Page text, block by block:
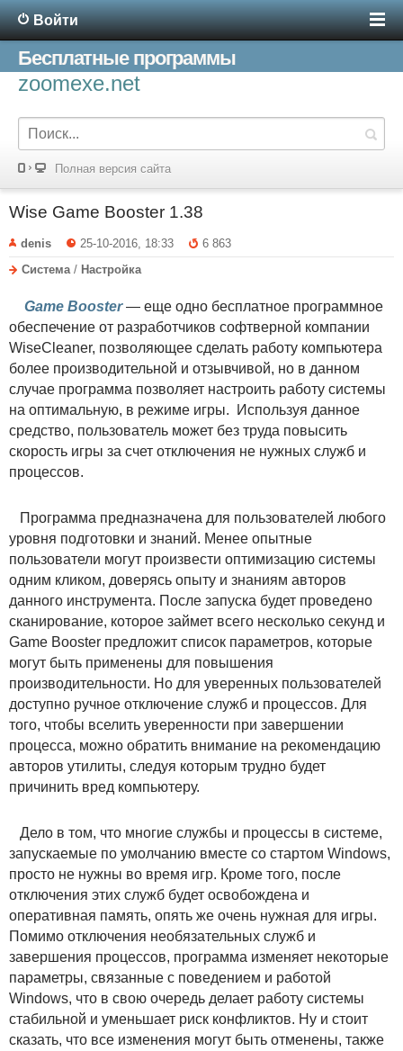
Войти
Бесплатные программы
zoomexe.net
Полная версия сайта
Wise Game Booster 1.38
denis 25-10-2016, 18:33
6 863
Система / Настройка
Game Booster— еще одно бесплатное программное
обеспечение от разработчиков софтверной компании
WiseCleaner, позволяющее сделать работу компьютера
более производительной и отзывчивой, но в данном
случае программа позволяет настроить работу системы
на оптимальную, в режиме игры. Используя данное
средство, пользователь может без труда повысить
скорость игры за счет отключения не нужных служб и
процессов.
Программа предназначена для пользователей любого
уровня подготовки и знаний. Менее опытные
пользователи могут произвести оптимизацию системы
одним кликом, доверясь опыту и знаниям авторов
данного инструмента. После запуска будет проведено
сканирование, которое займет всего несколько секунд и
Game Booster предложит список параметров, которые
могут быть применены для повышения
производительности. Но для уверенных пользователей
доступно ручное отключение служб и процессов. Для
того, чтобы вселить уверенности при завершении
процесса, можно обратить внимание на рекомендацию
авторов утилиты, следуя которым трудно будет
причинить вред компьютеру.
Дело в том, что многие службы и процессы в системе,
запускаемые по умолчанию вместе со стартом Windows,
просто не нужны во время игр. Кроме того, после
отключения этих служб будет освобождена и
оперативная память, опять же очень нужная для игры.
Помимо отключения необязательных служб и
завершения процессов, программа изменяет некоторые
параметры, связанные с поведением и работой
Windows, что в свою очередь делает работу системы
стабильной и уменьшает риск конфликтов. Ну и стоит
сказать, что все изменения могут быть отменены, также